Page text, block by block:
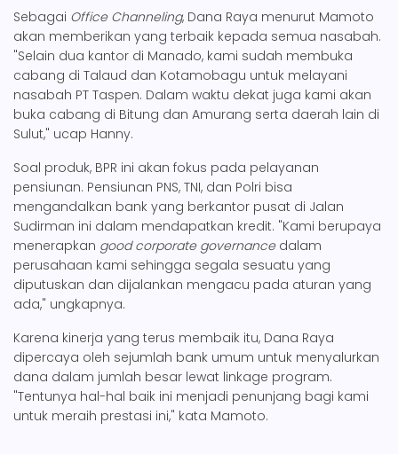
Sebagai Office Channeling, Dana Raya menurut Mamoto
akan memberikan yang terbaik kepada semua nasabah.
"Selain dua kantor di Manado, kami sudah membuka
cabang di Talaud dan Kotamobagu untuk melayani
nasabah PT Taspen. Dalam waktu dekat juga kami akan
buka cabang di Bitung dan Amurang serta daerah lain di
Sulut," ucap Hanny.
Soal produk, BPR ini akan fokus pada pelayanan
pensiunan. Pensiunan PNS, TNI, dan Polri bisa
mengandalkan bank yang berkantor pusat di Jalan
Sudirman ini dalam mendapatkan kredit. "Kami berupaya
menerapkan good corporate governance dalam
perusahaan kami sehingga segala sesuatu yang
diputuskan dan dijalankan mengacu pada aturan yang
ada," ungkapnya.
Karena kinerja yang terus membaik itu, Dana Raya
dipercaya oleh sejumlah bank umum untuk menyalurkan
dana dalam jumlah besar lewat linkage program.
"Tentunya hal-hal baik ini menjadi penunjang bagi kami
untuk meraih prestasi ini," kata Mamoto.